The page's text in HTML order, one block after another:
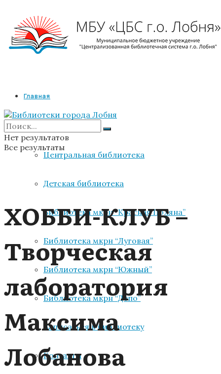
Главная
Библиотеки
Центральная библиотека
Детская библиотека
Библиотека мкрн “Красная Поляна”
Библиотека мкрн “Луговая”
Библиотека мкрн “Южный”
Библиотека мкрн “Депо”
Записаться в библиотеку
Контакты
Нет результатов
Все результаты
ХОББИ-КЛУБ –
Творческая
лаборатория
Максима
Лобанова